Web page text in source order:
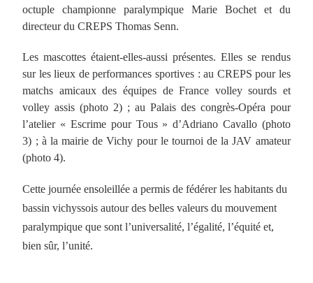
octuple championne paralympique Marie Bochet et du
directeur du CREPS Thomas Senn.
Les mascottes étaient-elles-aussi présentes. Elles se rendus
sur les lieux de performances sportives : au CREPS pour les
matchs amicaux des équipes de France volley sourds et
volley assis (photo 2) ; au Palais des congrès-Opéra pour
l’atelier « Escrime pour Tous » d’Adriano Cavallo (photo
3) ; à la mairie de Vichy pour le tournoi de la JAV amateur
(photo 4).
Cette journée ensoleillée a permis de fédérer les habitants du
bassin vichyssois autour des belles valeurs du mouvement
paralympique que sont l’universalité, l’égalité, l’équité et,
bien sûr, l’unité.